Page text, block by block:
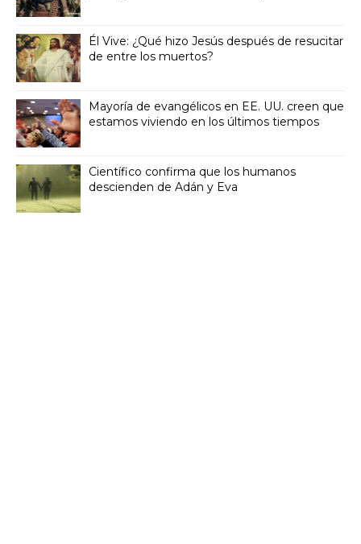
Él Vive: ¿Qué hizo Jesús después de resucitar
de entre los muertos?
Mayoría de evangélicos en EE. UU. creen que
estamos viviendo en los últimos tiempos
Científico confirma que los humanos
descienden de Adán y Eva